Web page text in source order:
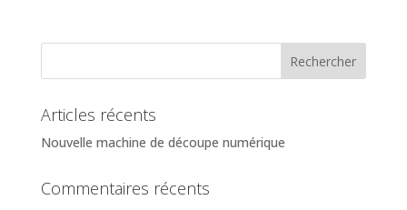
Articles récents
Nouvelle machine de découpe numérique
Commentaires récents